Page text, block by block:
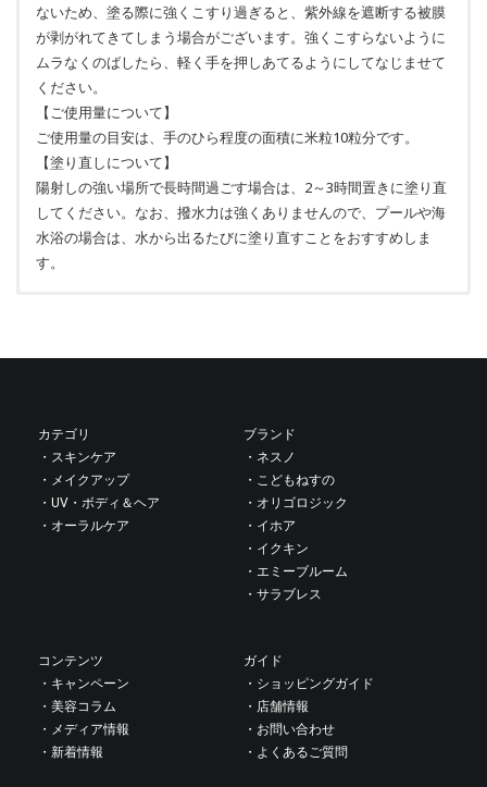
ないため、塗る際に強くこすり過ぎると、紫外線を遮断する被膜
が剥がれてきてしまう場合がございます。強くこすらないように
ムラなくのばしたら、軽く手を押しあてるようにしてなじませて
ください。
【ご使用量について】
ご使用量の目安は、手のひら程度の面積に米粒10粒分です。
【塗り直しについて】
陽射しの強い場所で長時間過ごす場合は、2～3時間置きに塗り直
してください。なお、撥水力は強くありませんので、プールや海
水浴の場合は、水から出るたびに塗り直すことをおすすめしま
す。
カルボマー、水酸化Na、キサンタンガム、ポリクオタニウ
頭皮に傷、はれもの、湿疹など異常のあるときはご使用をおやめ
し、皮膚科専門医にご相談されることをおすすめします。目に入
らないよう注意し、万が一入ったときはすぐに洗い流してくださ
い。
保管及び取扱い上の注意
直射日光を避け、できるだけ涼しいところで保管してください。
開封後はできるだけお早めにお使いください。
カテゴリ
・スキンケア
・メイクアップ
・UV・ボディ＆ヘア
・オーラルケア
ブランド
・ネスノ
・こどもねすの
・オリゴロジック
・イホア
・イクキン
・エミーブルーム
・サラブレス
コンテンツ
・キャンペーン
・美容コラム
・メディア情報
・新着情報
ガイド
・ショッピングガイド
・店舗情報
・お問い合わせ
・よくあるご質問